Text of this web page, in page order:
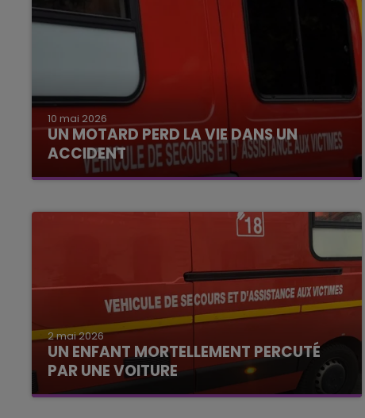
10 mai 2026
UN MOTARD PERD LA VIE DANS UN
ACCIDENT
2 mai 2026
UN ENFANT MORTELLEMENT PERCUTÉ
PAR UNE VOITURE